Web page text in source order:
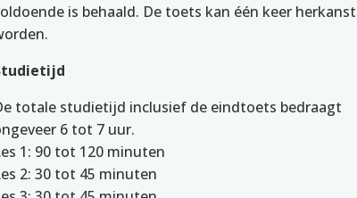
is behaald. De toets kan één keer herkanst
totale studietijd inclusief de eindtoets bedraagt
6 tot 7 uur.
1: 90 tot 120 minuten
2: 30 tot 45 minuten